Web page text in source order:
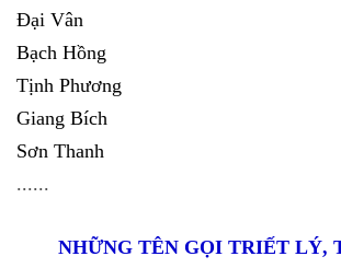
Đại Vân
Bạch Hồng
Tịnh Phương
Giang Bích
Sơn Thanh
......
NHỮNG TÊN GỌI TRIẾT LÝ,